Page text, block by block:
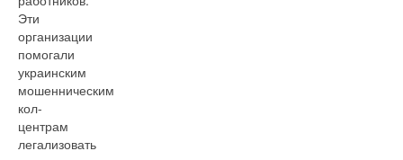
Эти
организации
помогали
украинским
мошенническим
кол-
центрам
легализовать